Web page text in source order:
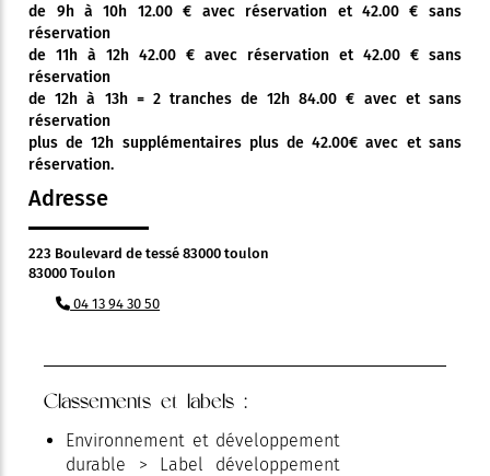
de 9h à 10h 12.00 € avec réservation et 42.00 € sans
réservation
de 11h à 12h 42.00 € avec réservation et 42.00 € sans
réservation
de 12h à 13h = 2 tranches de 12h 84.00 € avec et sans
réservation
plus de 12h supplémentaires plus de 42.00€ avec et sans
réservation.
Adresse
223 Boulevard de tessé 83000 toulon
83000 Toulon
04 13 94 30 50
Classements et labels :
Environnement et développement
durable > Label développement